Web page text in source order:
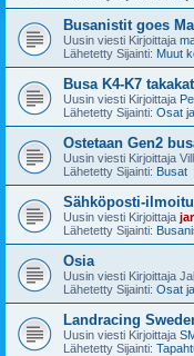
Busanistit goes
Uusin viesti Kirjoittaja
Lähetetty Sijainti: Muut
Busa K4-K7
Uusin viesti Kirjoittaja
Lähetetty Sijainti: Osat
Ostetaan Gen2
Uusin viesti Kirjoittaja
Lähetetty Sijainti: Busat
Sähköposti-
Uusin viesti Kirjoittaja
Lähetetty Sijainti:
Osia
Uusin viesti Kirjoittaja
Lähetetty Sijainti: Osat
Landracing
Uusin viesti Kirjoittaja
Lähetetty Sijainti: